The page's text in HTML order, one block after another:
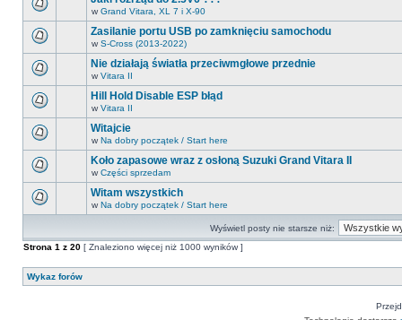
nieprzeczytanych
postów.
forum
ma
nowych
nieprzeczytanych
postów.
forum
ma
nowych
nieprzeczytanych
postów.
w Grand Vitara, XL 7 i X-90
forum
ma
nowych
nieprzeczytanych
postów.
Zasilanie portu USB po zamknięciu samochodu
w S-Cross (2013-2022)
forum
ma
nowych
nieprzeczytanych
postów.
Nie działają światła przeciwmgłowe przednie
w Vitara II
forum
ma
nowych
nieprzeczytanych
postów.
Hill Hold Disable ESP błąd
w Vitara II
forum
ma
nowych
nieprzeczytanych
postów.
Witajcie
w Na dobry początek / Start here
forum
ma
nieprzeczytanych
postów.
Koło zapasowe wraz z osłoną Suzuki Grand Vitara II
w Części sprzedam
nie
ma
nieprzeczytanych
postów.
Witam wszystkich
w Na dobry początek / Start here
Wyświetl posty nie starsze niż:
Strona 1 z 20 [ Znaleziono więcej niż 1000 wyników ]
Wykaz forów